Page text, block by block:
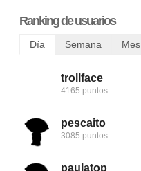
Ranking de usuarios
Día
trollface
4165 puntos
pescaito
3085 puntos
paulatop
Semana
trollface
6456 puntos
123despasito
5345 puntos
mariettachesnut
Mes
bobobobs
8509 puntos
nomedigas
8422 puntos
trollface
bobobobs
272731 puntos
flamenquin
240782 puntos
patatabrava